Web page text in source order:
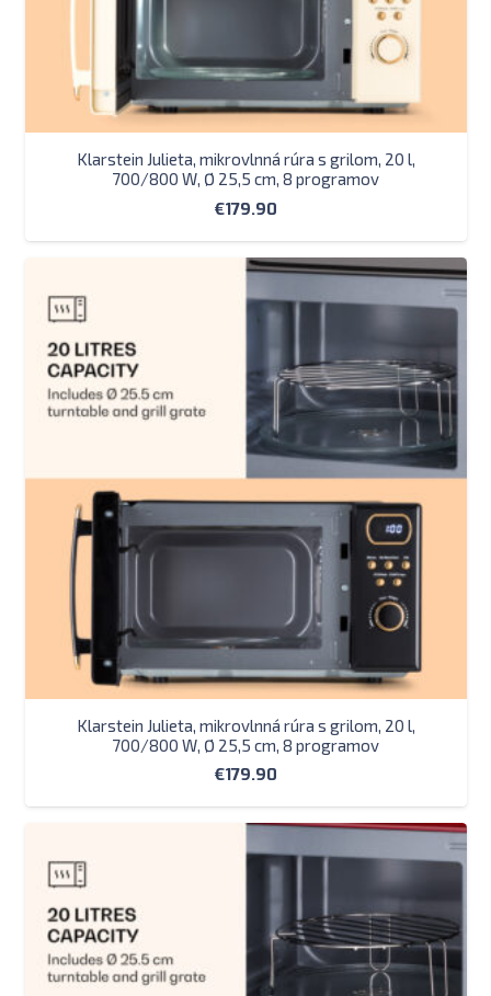
Klarstein Julieta, mikrovlnná rúra s grilom, 20 l,
700/800 W, Ø 25,5 cm, 8 programov
€179.90
Klarstein Julieta, mikrovlnná rúra s grilom, 20 l,
700/800 W, Ø 25,5 cm, 8 programov
€179.90